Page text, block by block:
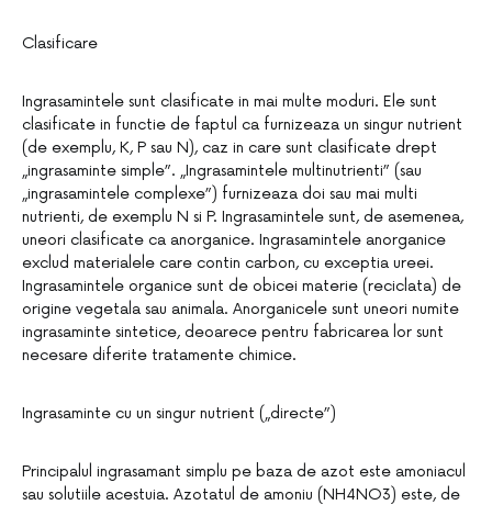
Clasificare
Ingrasamintele sunt clasificate in mai multe moduri. Ele sunt
clasificate in functie de faptul ca furnizeaza un singur nutrient
(de exemplu, K, P sau N), caz in care sunt clasificate drept
„ingrasaminte simple”. „Ingrasamintele multinutrienti” (sau
„ingrasamintele complexe”) furnizeaza doi sau mai multi
nutrienti, de exemplu N si P. Ingrasamintele sunt, de asemenea,
uneori clasificate ca anorganice. Ingrasamintele anorganice
exclud materialele care contin carbon, cu exceptia ureei.
Ingrasamintele organice sunt de obicei materie (reciclata) de
origine vegetala sau animala. Anorganicele sunt uneori numite
ingrasaminte sintetice, deoarece pentru fabricarea lor sunt
necesare diferite tratamente chimice.
Ingrasaminte cu un singur nutrient („directe”)
Principalul ingrasamant simplu pe baza de azot este amoniacul
sau solutiile acestuia. Azotatul de amoniu (NH4NO3) este, de